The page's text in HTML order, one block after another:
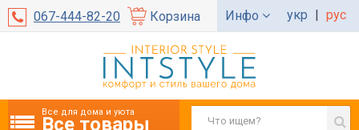
067-444-82-20 Корзина Инфо укр | рус
Все для дома и уюта
Все товары